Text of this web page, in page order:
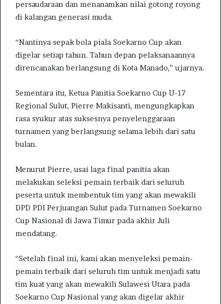
persaudaraan dan menanamkan nilai gotong royong
di kalangan generasi muda.
“Nantinya sepak bola piala Soekarno Cup akan
digelar setiap tahun. Tahun depan pelaksanaannya
direncanakan berlangsung di Kota Manado,” ujarnya.
Sementara itu, Ketua Panitia Soekarno Cup U-17
Regional Sulut, Pierre Makisanti, mengungkapkan
rasa syukur atas suksesnya penyelenggaraan
turnamen yang berlangsung selama lebih dari satu
bulan.
Menurut Pierre, usai laga final panitia akan
melakukan seleksi pemain terbaik dari seluruh
peserta untuk membentuk tim yang akan mewakili
DPD PDI Perjuangan Sulut pada Turnamen Soekarno
Cup Nasional di Jawa Timur pada akhir Juli
mendatang.
“Setelah final ini, kami akan menyeleksi pemain-
pemain terbaik dari seluruh tim untuk menjadi satu
tim kuat yang akan mewakili Sulawesi Utara pada
Soekarno Cup Nasional yang akan digelar akhir